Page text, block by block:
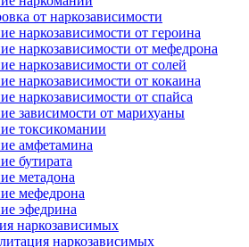
от наркозависимости
наркозависимости от героина
наркозависимости от мефедрона
наркозависимости от солей
наркозависимости от кокаина
наркозависимости от спайса
зависимости от марихуаны
токсикомании
амфетамина
бутирата
метадона
мефедрона
эфедрина
наркозависимых
наркозависимых